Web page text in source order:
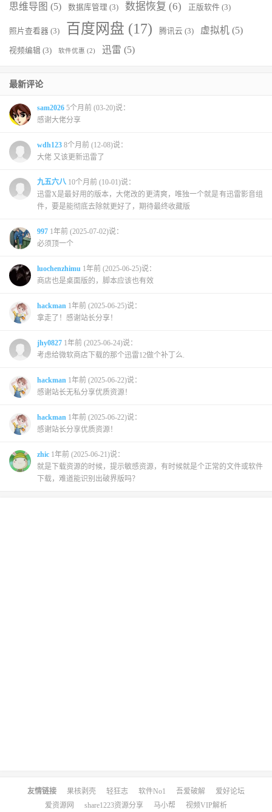
思维导图 (5) 数据库管理 (3) 数据恢复 (6) 正版软件 (3)
照片查看器 (3) 百度网盘 (17) 腾讯云 (3) 虚拟机 (5)
视频编辑 (3) 软件优惠 (2) 迅雷 (5)
最新评论
sam2026 5个月前 (03-20)说：
感谢大佬分享
wdh123 8个月前 (12-08)说：
大佬 又该更新迅雷了
九五六八 10个月前 (10-01)说：
迅雷X是最好用的版本，大佬改的更清爽，唯独一个就是有迅雷影音组
件，要是能彻底去除就更好了，期待最终收藏版
997 1年前 (2025-07-02)说：
必须顶一个
luochenzhimu 1年前 (2025-06-25)说：
商店也是桌面版的，脚本应该也有效
hackman 1年前 (2025-06-25)说：
拿走了！感谢站长分享！
jhy0827 1年前 (2025-06-24)说：
考虑给微软商店下载的那个迅雷12做个补丁么.
hackman 1年前 (2025-06-22)说：
感谢站长无私分享优质资源！
hackman 1年前 (2025-06-22)说：
感谢站长分享优质资源！
zhic 1年前 (2025-06-21)说：
就是下载资源的时候，提示敏感资源，有时候就是个正常的文件或软件
下载，难道能识别出破界版吗？
友情链接 果核剥壳 轻狂志 软件No1 吾爱破解
爱好论坛
爱资源网
share1223资源分享 马小帮 视频VIP解析